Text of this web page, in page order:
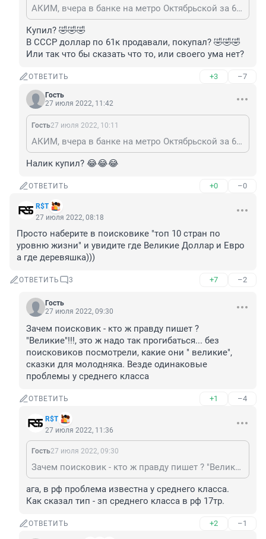
АКИМ, вчера в банке на метро Октябрьской за 69.5 продавали..Чушь несёте
Купил? 🤣🤣🤣
В СССР доллар по 61к продавали, покупал? 🤣🤣🤣
Или так что бы сказать что то, или своего ума нет?
ОТВЕТИТЬ +3 –7
Гость
27 июля 2022, 11:42
Гость27 июля 2022, 10:11
АКИМ, вчера в банке на метро Октябрьской за 69.5 продавали..Чушь несёте
Налик купил? 😂😂😂
ОТВЕТИТЬ +0 –0
R$Т
27 июля 2022, 08:18
Просто наберите в поисковике "топ 10 стран по
уровню жизни" и увидите где Великие Доллар и Евро
а где деревяшка)))
ОТВЕТИТЬ 3 +7 –2
Гость
27 июля 2022, 09:30
Зачем поисковик - кто ж правду пишет ?
"Великие"!!!, это ж надо так прогибаться... без
поисковиков посмотрели, какие они " великие",
сказки для молодняка. Везде одинаковые
проблемы у среднего класса
ОТВЕТИТЬ +1 –4
R$Т
27 июля 2022, 11:36
Гость27 июля 2022, 09:30
Зачем поисковик - кто ж правду пишет ? "Великие"!!!, это ж надо так прогибаться... без поисковиков посмотрели, какие они " великие", сказки для молодняка. Везде одинаковые проблемы у среднего класса
ага, в рф проблема известна у среднего класса.
Как сказал тип - зп среднего класса в рф 17тр.
ОТВЕТИТЬ +2 –1